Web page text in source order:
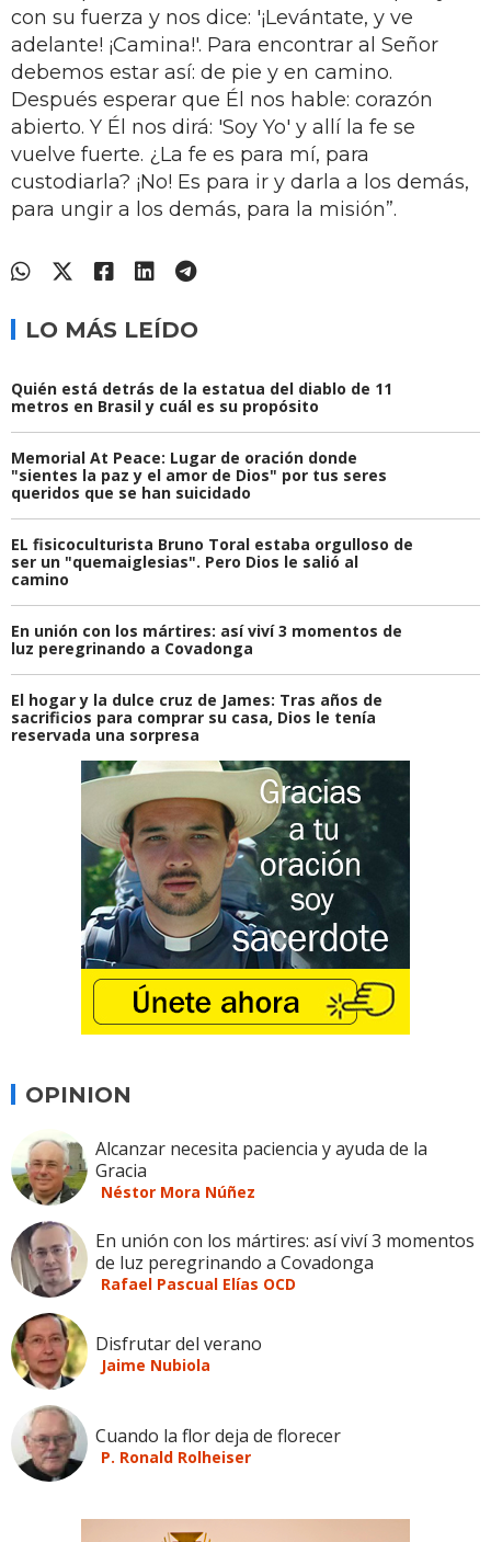
con su fuerza y nos dice: '¡Levántate, y ve
adelante! ¡Camina!'. Para encontrar al Señor
debemos estar así: de pie y en camino.
Después esperar que Él nos hable: corazón
abierto. Y Él nos dirá: 'Soy Yo' y allí la fe se
vuelve fuerte. ¿La fe es para mí, para
custodiarla? ¡No! Es para ir y darla a los demás,
para ungir a los demás, para la misión”.
LO MÁS LEÍDO
Quién está detrás de la estatua del diablo de 11
metros en Brasil y cuál es su propósito
Memorial At Peace: Lugar de oración donde
"sientes la paz y el amor de Dios" por tus seres
queridos que se han suicidado
EL fisicoculturista Bruno Toral estaba orgulloso de
ser un "quemaiglesias". Pero Dios le salió al
camino
En unión con los mártires: así viví 3 momentos de
luz peregrinando a Covadonga
El hogar y la dulce cruz de James: Tras años de
sacrificios para comprar su casa, Dios le tenía
reservada una sorpresa
OPINION
Alcanzar necesita paciencia y ayuda de la
Gracia
Néstor Mora Núñez
En unión con los mártires: así viví 3 momentos
de luz peregrinando a Covadonga
Rafael Pascual Elías OCD
Disfrutar del verano
Jaime Nubiola
Cuando la flor deja de florecer
P. Ronald Rolheiser